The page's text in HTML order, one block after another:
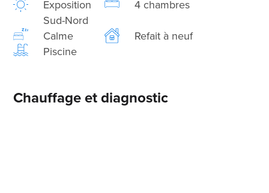
Exposition
Sud-Nord
4 chambres
Calme
Refait à neuf
Piscine
Chauffage et diagnostic